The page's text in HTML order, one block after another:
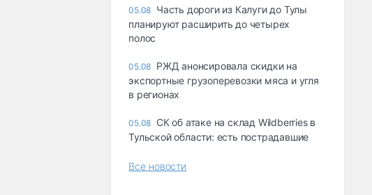
05.08 Часть дороги из Калуги до Тулы
планируют расширить до четырех
полос
05.08 РЖД анонсировала скидки на
экспортные грузоперевозки мяса и угля
в регионах
05.08 СК об атаке на склад Wildberries в
Тульской области: есть пострадавшие
Все новости